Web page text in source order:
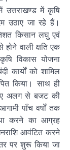
उत्तराखण्ड में कृषि
उठाए जा रहे हैं।
किसान लघु एवं
वाली क्षति एक
विकास योजना
कार्यों को शामिल
किया। साथ ही
अलग से बजट की
पाँच वर्षों तक
करने का आग्रह
आवंटित करने
पर शुरू किया जा